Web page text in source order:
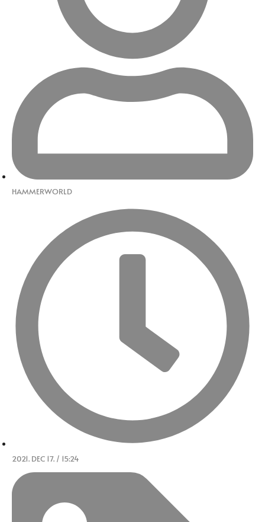
HAMMERWORLD
2021. DEC 17. / 15:24